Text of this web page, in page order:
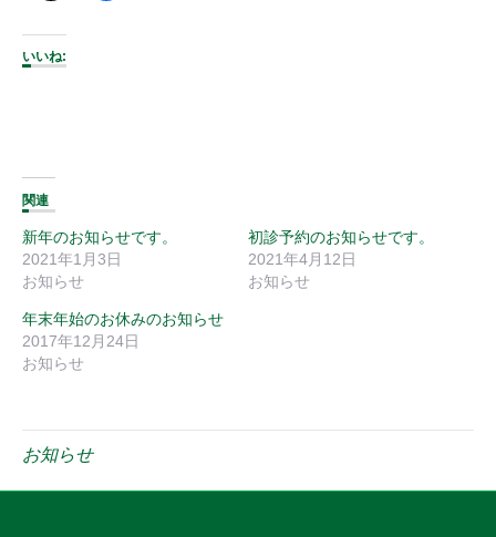
いいね:
関連
新年のお知らせです。
2021年1月3日
お知らせ
初診予約のお知らせです。
2021年4月12日
お知らせ
年末年始のお休みのお知らせ
2017年12月24日
お知らせ
お知らせ